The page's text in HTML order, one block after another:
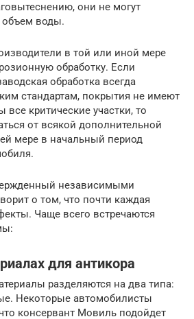
они не могут
объем воды.
в той или иной мере
обработку. Если
обработка всегда
стандартам, покрытия не имеют
критические участки, то
от всякой дополнительной
мере в начальный период
независимыми
о том, что почти каждая
Чаще всего встречаются
для антикора
разделяются на два типа:
Некоторые автомобилисты
консервант Мовиль подойдет